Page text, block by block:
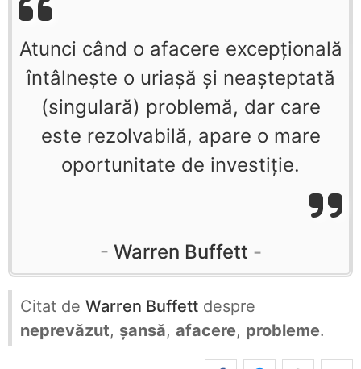
Atunci când o afacere excepţională
întâlneşte o uriaşă şi neaşteptată
(singulară) problemă, dar care
este rezolvabilă, apare o mare
oportunitate de investiţie.
Warren Buffett
Citat de Warren Buffett despre
neprevăzut, șansă, afacere, probleme.